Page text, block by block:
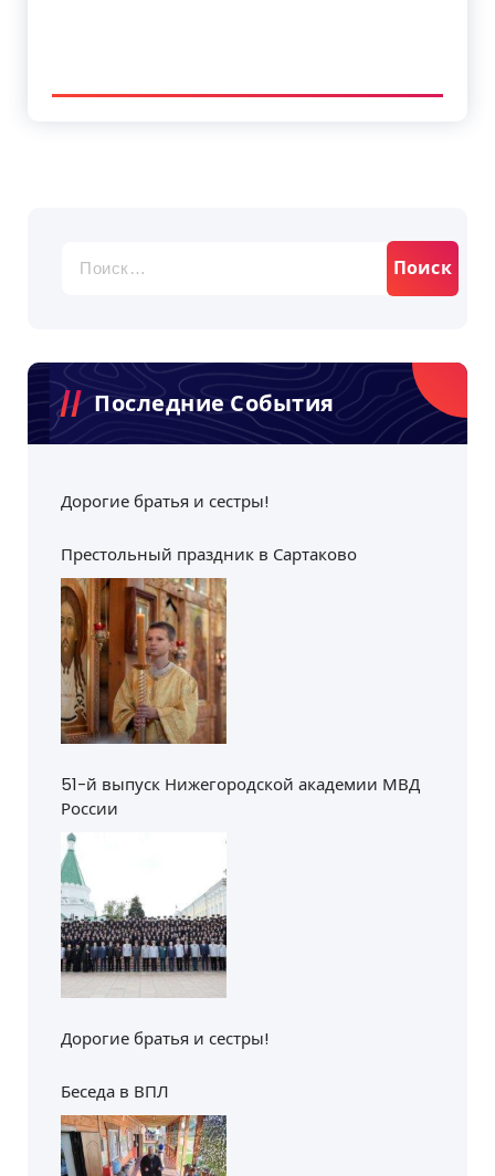
Последние События
Дорогие братья и сестры!
Престольный праздник в Сартаково
51-й выпуск Нижегородской академии МВД
России
Дорогие братья и сестры!
Беседа в ВПЛ